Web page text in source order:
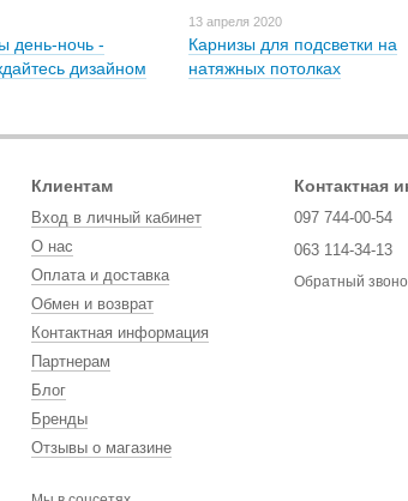
день-ночь -
дизайном
13 апреля 2020
Карнизы для подсветки на
натяжных потолках
Клиентам
Вход в личный кабинет
О нас
Оплата и доставка
Обмен и возврат
Контактная информация
Партнерам
Блог
Бренды
Отзывы о магазине
Контактная
097 744-00-54
063 114-34-13
Обратный